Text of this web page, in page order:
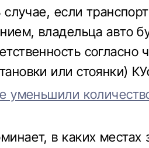
случае, если
владельца авто
согласно
или стоянки)
уменьшили
в каких местах